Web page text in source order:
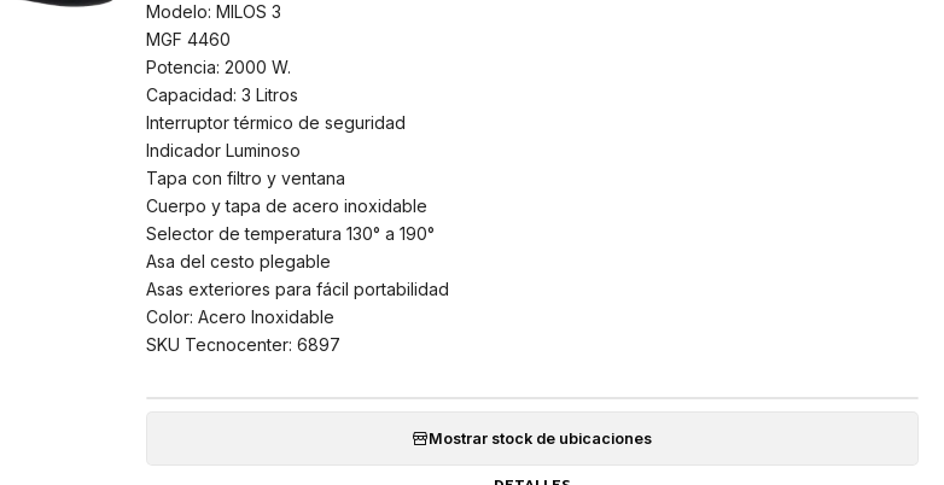
Modelo: MILOS 3
MGF 4460
Potencia: 2000 W.
Capacidad: 3 Litros
Interruptor térmico de seguridad
Indicador Luminoso
Tapa con filtro y ventana
Cuerpo y tapa de acero inoxidable
Selector de temperatura 130° a 190°
Asa del cesto plegable
Asas exteriores para fácil portabilidad
Color: Acero Inoxidable
SKU Tecnocenter: 6897
Mostrar stock de ubicaciones